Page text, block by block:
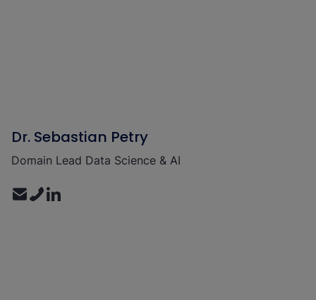
Dr. Sebastian Petry
Domain Lead Data Science & AI